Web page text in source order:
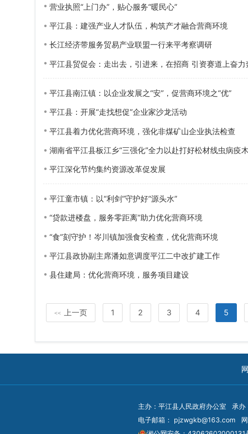
营业执照“上门办”，贴心服务“暖民心”
平江县：建强产业人才队伍，构筑产才融合营商环境
长江经济带服务贸易产业联盟一行来平考察调研
平江县贸促会：走出去，引进来，在招商 引资赛道上奋力
平江县南江镇：以企业发展之“安”，促营商环境之“优”
平江县：开展“走找想促”企业家沙龙活动
平江县着力优化营商环境，强化非煤矿山企业执法检查
湖南省平江县板江乡“三强化”全力以赴打好松材线虫病疫
平江深化节约集约资源改革促发展
平江童市镇：以“利剑”守护好“源头水”
“贷款进楼盘，服务零距离”助力优化营商环境
“食”刻守护！岑川镇加强食安检查，优化营商环境
平江县政协副主席潘如意调度平江二中改扩建工作
县住建局：优化营商环境，服务项目建设
<< 上一页 1 2 3 4 5
主办：平江县人民政府办公室 承办
电子邮箱： pjzwgkb@163.com